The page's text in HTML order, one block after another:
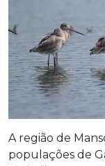
A região de
populações de